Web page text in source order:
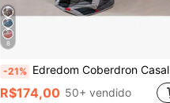
8
-21% Edredom Coberdron Casal Queen 400 Fios 3 Peças
R$174,00 50+ vendido